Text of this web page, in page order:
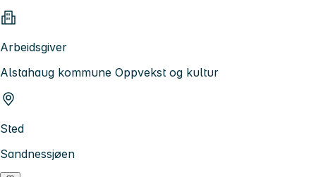
Arbeidsgiver
Alstahaug kommune Oppvekst og kultur
Sted
Sandnessjøen